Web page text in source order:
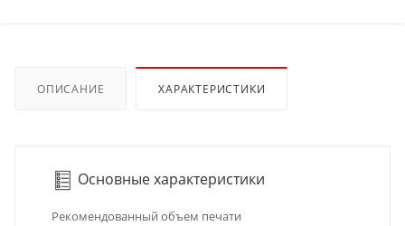
ОПИСАНИЕ ХАРАКТЕРИСТИКИ
Основные характеристики
Рекомендованный объем печати